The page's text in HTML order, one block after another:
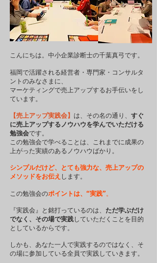
こんにちは。中小企業診断士の千葉真弓です。
福岡で活躍される経営者・専門家・コンサルタ
ントのみなさまに、
マーケティングで売上アップするお手伝いをし
ています。
【売上アップ実践会】 は、その名の通り、 すぐ
に売上アップするノウハウを学んでいただける
勉強会です。
この勉強会で学べることは、これまでに成果の
上がった実績のあるノウハウばかり。
シンプルだけど、とても強力な、売上アップの
メソッドをお伝え します。
この勉強会のポイントは、“実践”。
『実践会』と銘打っているのは、 ただ学ぶだけ
でなく、その場で実践していただくことを目的
としているからです。
しかも、あなた一人で実践するのではなく、そ
の場に参加している全員で実践していきます。